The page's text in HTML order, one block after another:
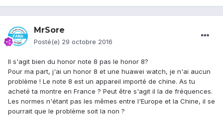
MrSore
Posté(e) 29 octobre 2016
Il s'agit bien du honor note 8 pas le honor 8?
Pour ma part, j'ai un honor 8 et une huawei watch, je n'ai aucun
problème ! Le note 8 est un appareil importé de chine. As tu
acheté ta montre en France ? Peut être s'agit il la de fréquences.
Les normes n'étant pas les mêmes entre l'Europe et la Chine, il se
pourrait que le problème soit la non ?